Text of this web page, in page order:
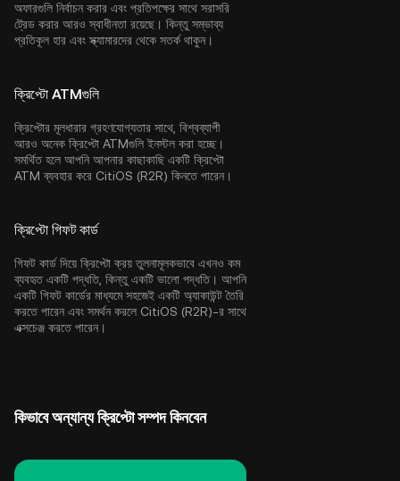
অফারগুলি নির্বাচন করার এবং প্রতিপক্ষের সাথে সরাসরি
ট্রেড করার আরও স্বাধীনতা রয়েছে। কিন্তু সম্ভাব্য
প্রতিকূল হার এবং স্ক্যামারদের থেকে সতর্ক থাকুন।
ক্রিপ্টো ATMগুলি
ক্রিপ্টোর মূলধারার গ্রহণযোগ্যতার সাথে, বিশ্বব্যাপী
আরও অনেক ক্রিপ্টো ATMগুলি ইনস্টল করা হচ্ছে।
সমর্থিত হলে আপনি আপনার কাছাকাছি একটি ক্রিপ্টো
ATM ব্যবহার করে CitiOS (R2R) কিনতে পারেন।
ক্রিপ্টো গিফট কার্ড
গিফট কার্ড দিয়ে ক্রিপ্টো ক্রয় তুলনামূলকভাবে এখনও কম
ব্যবহৃত একটি পদ্ধতি, কিন্তু একটি ভালো পদ্ধতি। আপনি
একটি গিফট কার্ডের মাধ্যমে সহজেই একটি অ্যাকাউন্ট তৈরি
করতে পারেন এবং সমর্থন করলে CitiOS (R2R)-র সাথে
এক্সচেঞ্জ করতে পারেন।
কিভাবে অন্যান্য ক্রিপ্টো সম্পদ কিনবেন